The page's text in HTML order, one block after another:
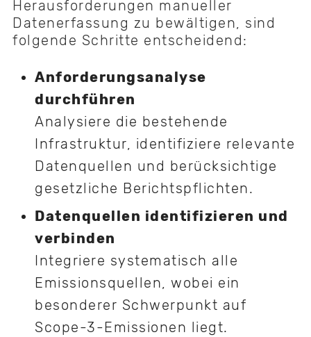
Herausforderungen manueller
Datenerfassung zu bewältigen, sind
folgende Schritte entscheidend:
Anforderungsanalyse
durchführen
Analysiere die bestehende
Infrastruktur, identifiziere relevante
Datenquellen und berücksichtige
gesetzliche Berichtspflichten.
Datenquellen identifizieren und
verbinden
Integriere systematisch alle
Emissionsquellen, wobei ein
besonderer Schwerpunkt auf
Scope-3-Emissionen liegt.